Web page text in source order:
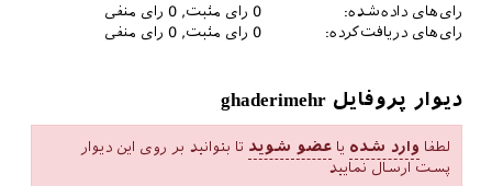
رای‌های داده‌شده:
0 رای مثبت,0 رای منفی
رای‌های دریافت‌کرده:
0 رای مثبت,0 رای منفی
دیوار پروفایل ghaderimehr
لطفا وارد شده یاعضو شوید تا بتوانید بر روی این دیوار
پست ارسال نمایید